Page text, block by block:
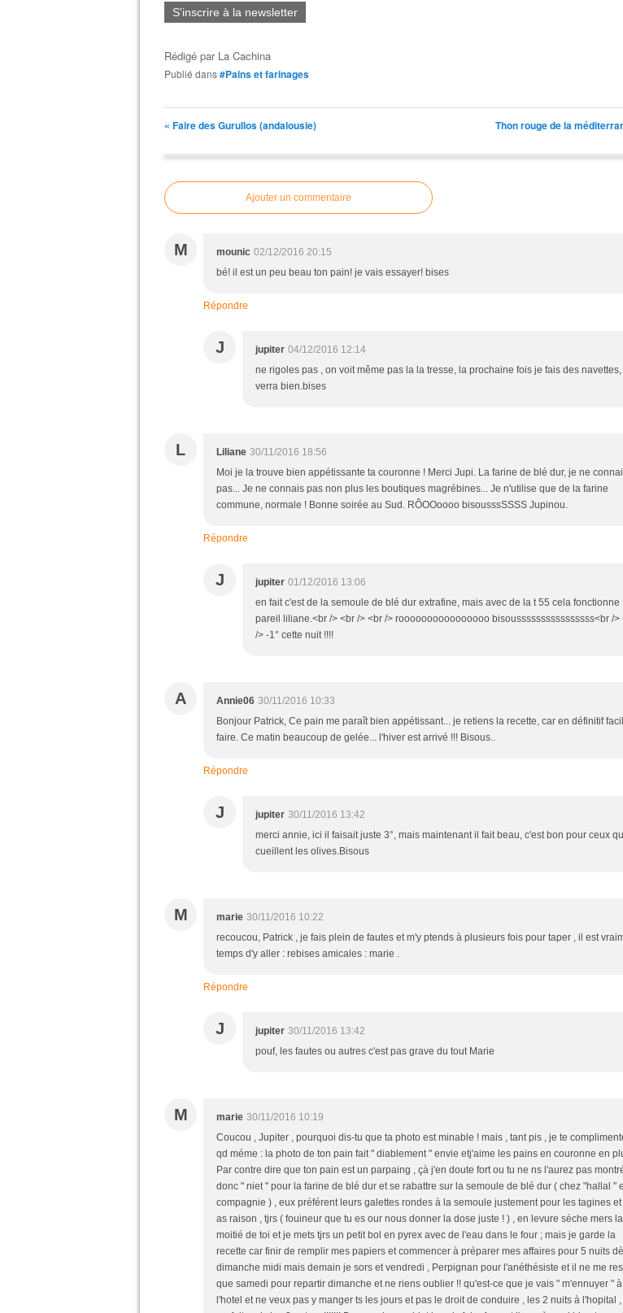
S'inscrire à la newsletter
Rédigé par La Cachina
Publié dans#Pains et farinages
« Faire des Gurullos (andalousie) Thon rouge de la
Ajouter un commentaire
M mounic 02/12/2016 20:15
bé! il est un peu beau ton pain! je vais essayer! bises
Répondre
J jupiter 04/12/2016 12:14
ne rigoles pas , on voit même pas la la tresse, la prochaine fois je fais des navettes,
verra bien.bises
L Liliane 30/11/2016 18:56
Moi je la trouve bien appétissante ta couronne ! Merci Jupi. La farine de blé dur, je ne
pas... Je ne connais pas non plus les boutiques magrébines... Je n'utilise que de la farine
commune, normale ! Bonne soirée au Sud. RÔOOoooo bisousssSSSS Jupinou.
Répondre
J jupiter 01/12/2016 13:06
en fait c'est de la semoule de blé dur extrafine, mais avec de la t 55 cela fonctionne
pareil liliane.<br /> <br /> <br /> roooooooooooooooo bisoussssssssssssssss<br />
/> -1° cette nuit !!!!
A Annie06 30/11/2016 10:33
Bonjour Patrick, Ce pain me paraît bien appétissant... je retiens la recette, car en définitif
faire. Ce matin beaucoup de gelée... l'hiver est arrivé !!! Bisous..
Répondre
J jupiter 30/11/2016 13:42
merci annie, ici il faisait juste 3°, mais maintenant il fait beau, c'est bon pour ceux
cueillent les olives.Bisous
M marie 30/11/2016 10:22
recoucou, Patrick , je fais plein de fautes et m'y ptends à plusieurs fois pour taper , il est
temps d'y aller : rebises amicales : marie .
Répondre
J jupiter 30/11/2016 13:42
pouf, les fautes ou autres c'est pas grave du tout Marie
M marie 30/11/2016 10:19
Coucou , Jupiter , pourquoi dis-tu que ta photo est minable ! mais , tant pis , je te
qd méme : la photo de ton pain fait " diablement " envie etj'aime les pains en couronne en
Par contre dire que ton pain est un parpaing , çà j'en doute fort ou tu ne ns l'aurez pas
donc " niet " pour la farine de blé dur et se rabattre sur la semoule de blé dur ( chez "hallal "
compagnie ) , eux préférent leurs galettes rondes à la semoule justement pour les tagines et
as raison , tjrs ( fouineur que tu es our nous donner la dose juste ! ) , en levure sèche mers la
moitié de toi et je mets tjrs un petit bol en pyrex avec de l'eau dans le four ; mais je garde la
recette car finir de remplir mes papiers et commencer à préparer mes affaires pour 5 nuits
dimanche midi mais demain je sors et vendredi , Perpignan pour l'anéthésiste et il ne me
que samedi pour repartir dimanche et ne riens oublier !! qu'est-ce que je vais " m'ennuyer " à
l'hotel et ne veux pas y manger ts les jours et pas le droit de conduire , les 2 nuits à l'hopital ,